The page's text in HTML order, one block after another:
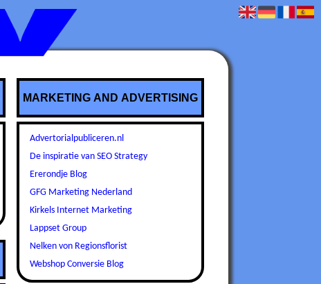
MARKETING AND ADVERTISING
Advertorialpubliceren.nl
De inspiratie van SEO Strategy
Ererondje Blog
GFG Marketing Nederland
Kirkels Internet Marketing
Lappset Group
Nelken von Regionsflorist
Webshop Conversie Blog